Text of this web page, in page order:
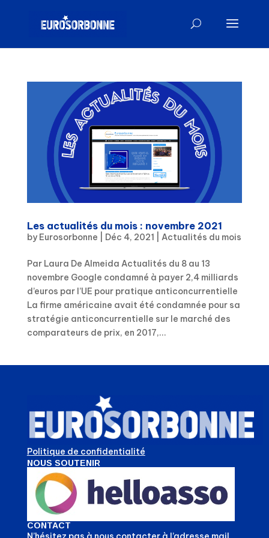
Les actualités du mois : novembre 2021
by Eurosorbonne Déc 4, 2021 Actualités du mois
Par Laura De Almeida Actualités du 8 au 13
novembre Google condamné à payer 2,4 milliards
d’euros par l’UE pour pratique anticoncurrentielle
La firme américaine avait été condamnée pour sa
stratégie anticoncurrentielle sur le marché des
comparateurs de prix, en 2017,...
Politique de confidentialité
NOUS SOUTENIR
CONTACT